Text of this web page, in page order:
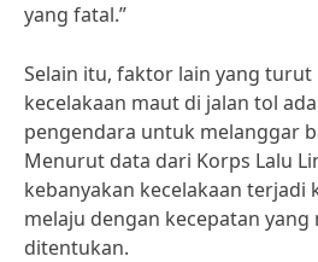
yang fatal.”
Selain itu, faktor lain yang
kecelakaan maut di jalan tol
pengendara untuk melanggar
Menurut data dari Korps Lalu
kebanyakan kecelakaan terjadi
melaju dengan kecepatan yang
ditentukan.